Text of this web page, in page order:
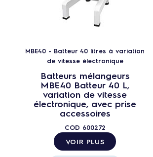
MBE40 - Batteur 40 litres à variation
de vitesse électronique
Batteurs mélangeurs
MBE40 Batteur 40 L,
variation de vitesse
électronique, avec prise
accessoires
COD 600272
VOIR PLUS